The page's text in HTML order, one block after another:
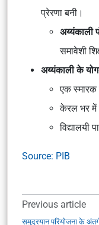
प्रेरणा बनी।
अय्यंकाली
समावेशी
अय्यंकाली के
एक
केरल भर में
विद्यालयी
Source: PIB
Previous article
समुद्रयान परियोजना के